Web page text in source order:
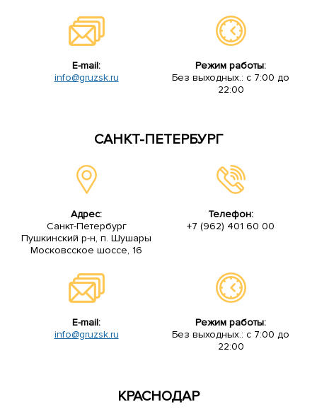
E-mail:
info@gruzsk.ru
Режим работы:
Без выходных.: с 7:00 до
22:00
САНКТ-ПЕТЕРБУРГ
Адрес:
Санкт-Петербург
Пушкинский р-н, п. Шушары
Московсское шоссе, 16
Телефон:
+7 (962) 401 60 00
E-mail:
info@gruzsk.ru
Режим работы:
Без выходных.: с 7:00 до
22:00
КРАСНОДАР